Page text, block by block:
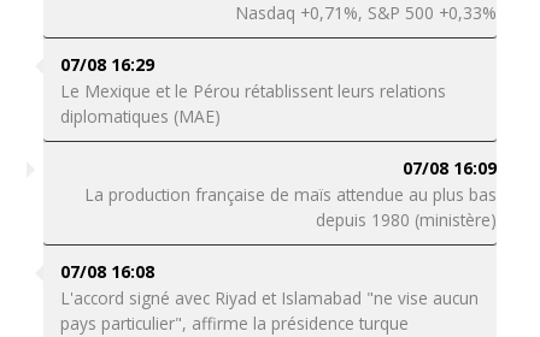
Nasdaq +0,71%, S&P 500 +0,33%
07/08 16:29
Le Mexique et le Pérou rétablissent leurs relations
diplomatiques (MAE)
07/08 16:09
La production française de maïs attendue au plus bas
depuis 1980 (ministère)
07/08 16:08
L'accord signé avec Riyad et Islamabad "ne vise aucun
pays particulier", affirme la présidence turque